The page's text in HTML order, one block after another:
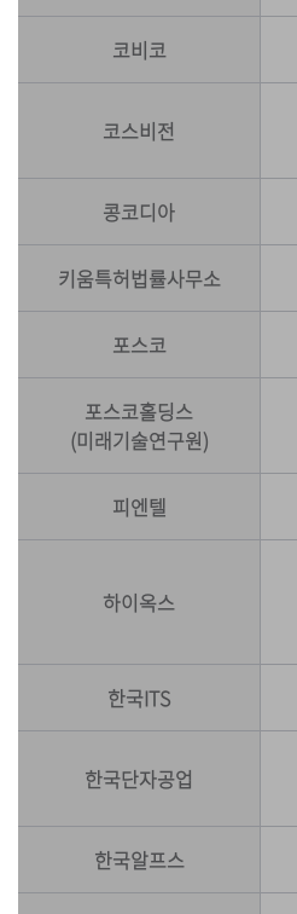
코비코
코스비전
콩코디아
키움특허법률사무소
포스코
포스코홀딩스
(미래기술연구원)
피엔텔
하이옥스
한국ITS
한국단자공업
한국알프스